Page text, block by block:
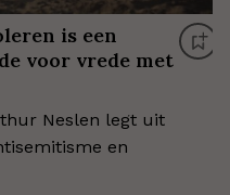
is een
voor vrede met
Neslen legt uit
en